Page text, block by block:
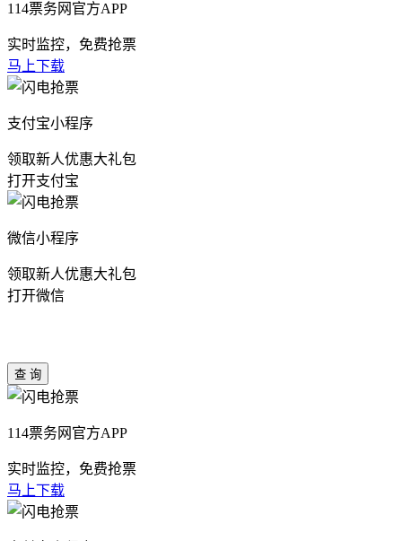
114票务网官方APP
实时监控，免费抢票
马上下载
支付宝小程序
领取新人优惠大礼包
打开支付宝
微信小程序
领取新人优惠大礼包
打开微信
114票务网官方APP
实时监控，免费抢票
马上下载